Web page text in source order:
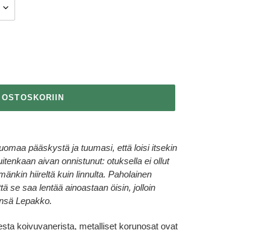
pääskystä ja tuumasi, että loisi itsekin
aivan onnistunut: otuksella ei ollut
hiireltä kuin linnulta. Paholainen
se saa lentää ainoastaan öisin, jolloin
Lepakko.
koivuvanerista, metalliset korunosat ovat